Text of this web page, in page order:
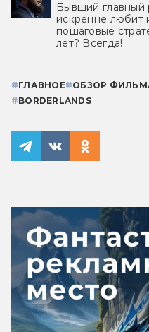
Бывший главный
искренне любит
пошаговые
лет? Всегда!
#ГЛАВНОЕ#ОБЗОР
#BORDERLANDS